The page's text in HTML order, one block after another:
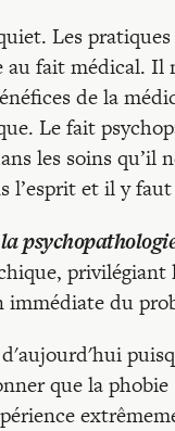
Les
fait médical. Il
de la
Le fait
les soins qu’il
l’esprit et il y
immédiate du
que la